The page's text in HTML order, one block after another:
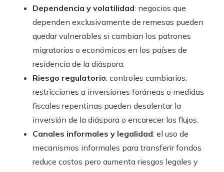
Dependencia y volatilidad: negocios que
dependen exclusivamente de remesas pueden
quedar vulnerables si cambian los patrones
migratorios o económicos en los países de
residencia de la diáspora.
Riesgo regulatorio: controles cambiarios,
restricciones a inversiones foráneas o medidas
fiscales repentinas pueden desalentar la
inversión de la diáspora o encarecer los flujos.
Canales informales y legalidad: el uso de
mecanismos informales para transferir fondos
reduce costos pero aumenta riesgos legales y